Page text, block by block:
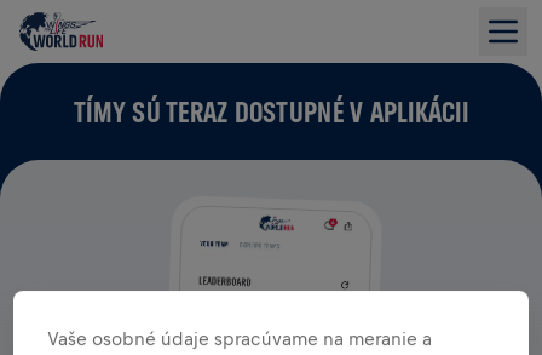
TÍMY SÚ TERAZ DOSTUPNÉ V APLIKÁCII
Vaše osobné údaje spracúvame na meranie a